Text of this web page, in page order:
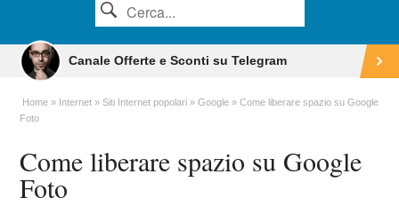
Canale Offerte e Sconti su Telegram
Home Internet Siti Internet popolari Google
Come liberare spazio su Google
Foto
Come liberare spazio su Google
Foto